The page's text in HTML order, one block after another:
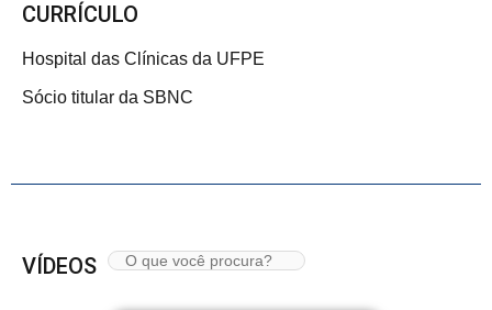
CURRÍCULO
Hospital das Clínicas da UFPE
Sócio titular da SBNC
VÍDEOS